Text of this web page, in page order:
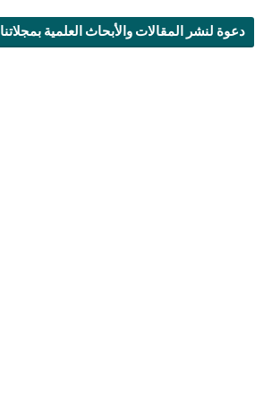
دعوة لنشر المقالات والأبحاث العلمية بمجلاتنا